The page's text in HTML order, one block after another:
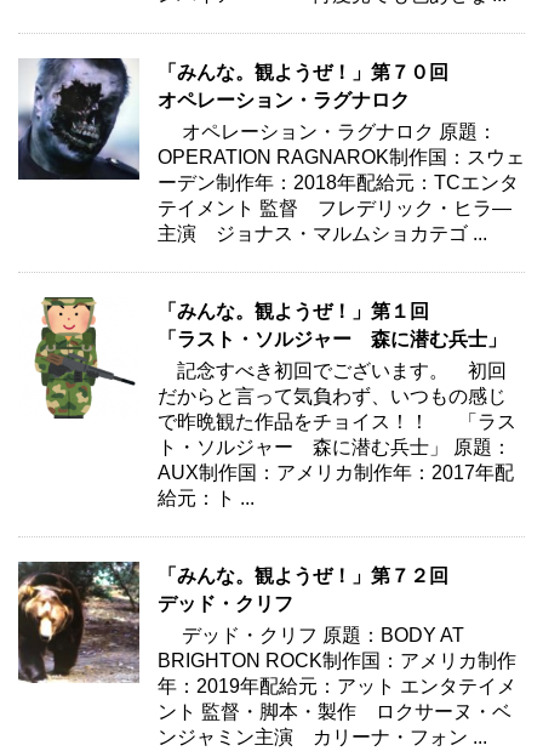
「みんな。観ようぜ！」第７０回
オペレーション・ラグナロク
オペレーション・ラグナロク 原題：
OPERATION RAGNAROK制作国：スウェ
ーデン制作年：2018年配給元：TCエンタ
テイメント 監督 フレデリック・ヒラ―
主演 ジョナス・マルムショカテゴ ...
「みんな。観ようぜ！」第１回
「ラスト・ソルジャー 森に潜む兵士」
記念すべき初回でございます。 初回
だからと言って気負わず、いつもの感じ
で昨晩観た作品をチョイス！！ 「ラス
ト・ソルジャー 森に潜む兵士」 原題：
AUX制作国：アメリカ制作年：2017年配
給元：ト ...
「みんな。観ようぜ！」第７２回
デッド・クリフ
デッド・クリフ 原題：BODY AT
BRIGHTON ROCK制作国：アメリカ制作
年：2019年配給元：アット エンタテイメ
ント 監督・脚本・製作 ロクサーヌ・ベ
ンジャミン主演 カリーナ・フォン ...